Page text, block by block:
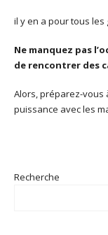
il y en a pour tous les
Ne manquez pas
de rencontrer des
Alors, préparez-vous
puissance avec les
Recherche